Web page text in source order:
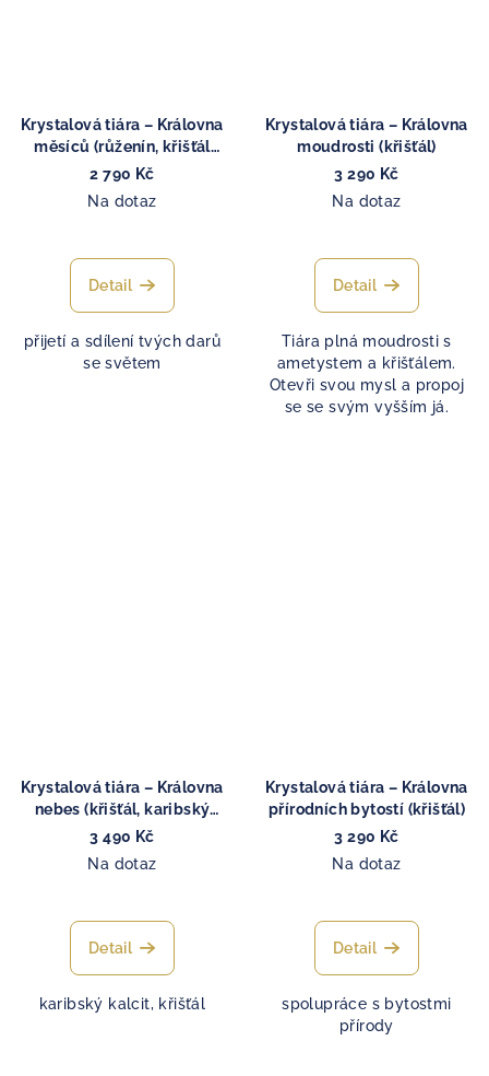
Krystalová tiára – Královna
měsíců (růženín, křišťál
laser)
2 790 Kč
Na dotaz
Detail
přijetí a sdílení tvých darů
se světem
Krystalová tiára – Královna
moudrosti (křišťál)
3 290 Kč
Na dotaz
Detail
Tiára plná moudrosti s
ametystem a křišťálem.
Otevři svou mysl a propoj
se se svým vyšším já.
Krystalová tiára – Královna
nebes (křišťál, karibský
kalcit)
3 490 Kč
Na dotaz
Detail
karibský kalcit, křišťál
Krystalová tiára – Královna
přírodních bytostí (křišťál)
3 290 Kč
Na dotaz
Detail
spolupráce s bytostmi
přírody